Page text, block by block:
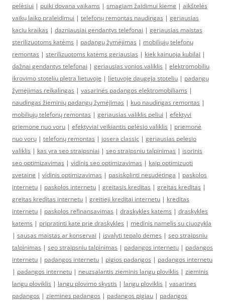
pelėsiui | puiki dovana vaikams | smagiam žaidimui kieme | aikštelės
vaikų laiko praleidimui | telefonų remontas naudingas | geriausias
kaciu kraikas | dazniausiai gendantys telefonai | geriausias maistas
sterilizuotoms katėms | padangų žymėjimas | mobiliųjų telefonų
remontas | sterilizuotoms katėms geriausias | kiek kainuoja kubilai |
dažnai gendantys telefonai | geriausias vonios valiklis | elektromobiliu
ikrovimo stoteliu pletra lietuvoje | lietuvoje daugeja stoteliu | padangų
žymėjimas reikalingas | vasarinės padangos elektromobiliams |
naudingas žieminių padangų žymėjimas | kuo naudingas remontas |
mobiliųjų telefonų remontas | geriausias valiklis peliui | efektyvi
priemone nuo voru | efektyviai veikiantis pelėsio valiklis | priemonė
nuo vorų | telefonų remontas | josera classic | geriausias pelesio
valiklis | kas yra seo straipsniai | seo straipsniu talpinimas | isorinis
seo optimizavimas | vidinis seo optimizavimas | kaip optimizuoti
svetaine | vidinis optimizavimas | pasiskolinti nesudėtinga | paskolos
internetu | paskolos internetu | greitasis kreditas | greitas kreditas |
greitas kreditas internetu | greitieji kreditai internetu | kreditas
internetu | paskolos refinansavimas | draskykles katems | draskykles
katems | pripratinti kate prie draskykles | medinis namelis su ciuozykla
| sausas maistas ar konservai | isvalyti tepalo demes | seo straipsniu
talpinimas | seo straipsniu talpinimas | padangos internetu | padangos
internetu | padangos internetu | pigios padangos | padangos internetu
| padangos internetu | neuzsalantis zieminis langu ploviklis | zieminis
langu ploviklis | langu plovimo skystis | langu ploviklis | vasarines
padangos | ziemines padangos | padangos pigiau | padangos